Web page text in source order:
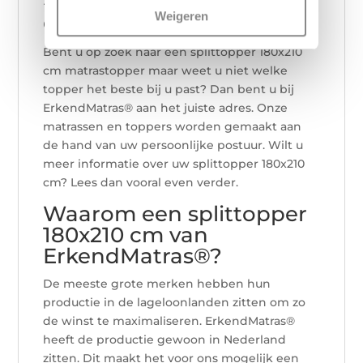
Weigeren
cm matrastopper
Bent u op zoek naar een splittopper 180x210
cm matrastopper maar weet u niet welke
topper het beste bij u past? Dan bent u bij
ErkendMatras® aan het juiste adres. Onze
matrassen en toppers worden gemaakt aan
de hand van uw persoonlijke postuur. Wilt u
meer informatie over uw splittopper 180x210
cm? Lees dan vooral even verder.
Waarom een splittopper
180x210 cm van
ErkendMatras®?
De meeste grote merken hebben hun
productie in de lageloonlanden zitten om zo
de winst te maximaliseren. ErkendMatras®
heeft de productie gewoon in Nederland
zitten. Dit maakt het voor ons mogelijk een